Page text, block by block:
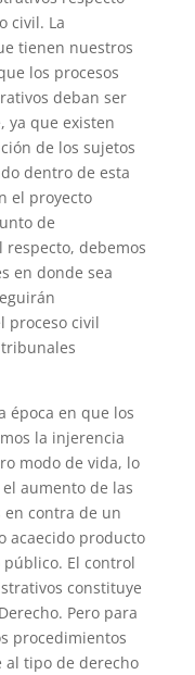
civil. La
tienen nuestros
los procesos
deban ser
ya que existen
de los sujetos
dentro de esta
el proyecto
de
respecto, debemos
en donde sea
proceso civil
época en que los
la injerencia
modo de vida, lo
aumento de las
en contra de un
acaecido producto
El control
constituye
Pero para
procedimientos
al tipo de derecho